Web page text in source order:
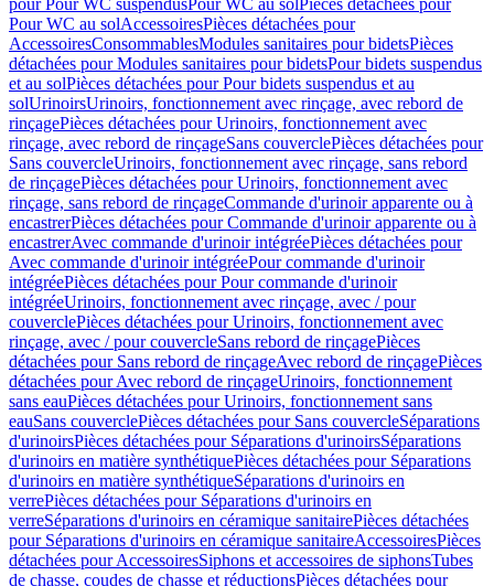
pour Pour WC suspendusPour WC au solPièces détachées pour
Pour WC au solAccessoiresPièces détachées pour
AccessoiresConsommablesModules sanitaires pour bidetsPièces
détachées pour Modules sanitaires pour bidetsPour bidets suspendus
et au solPièces détachées pour Pour bidets suspendus et au
solUrinoirsUrinoirs, fonctionnement avec rinçage, avec rebord de
rinçagePièces détachées pour Urinoirs, fonctionnement avec
rinçage, avec rebord de rinçageSans couverclePièces détachées pour
Sans couvercleUrinoirs, fonctionnement avec rinçage, sans rebord
de rinçagePièces détachées pour Urinoirs, fonctionnement avec
rinçage, sans rebord de rinçageCommande d'urinoir apparente ou à
encastrerPièces détachées pour Commande d'urinoir apparente ou à
encastrerAvec commande d'urinoir intégréePièces détachées pour
Avec commande d'urinoir intégréePour commande d'urinoir
intégréePièces détachées pour Pour commande d'urinoir
intégréeUrinoirs, fonctionnement avec rinçage, avec / pour
couverclePièces détachées pour Urinoirs, fonctionnement avec
rinçage, avec / pour couvercleSans rebord de rinçagePièces
détachées pour Sans rebord de rinçageAvec rebord de rinçagePièces
détachées pour Avec rebord de rinçageUrinoirs, fonctionnement
sans eauPièces détachées pour Urinoirs, fonctionnement sans
eauSans couverclePièces détachées pour Sans couvercleSéparations
d'urinoirsPièces détachées pour Séparations d'urinoirsSéparations
d'urinoirs en matière synthétiquePièces détachées pour Séparations
d'urinoirs en matière synthétiqueSéparations d'urinoirs en
verrePièces détachées pour Séparations d'urinoirs en
verreSéparations d'urinoirs en céramique sanitairePièces détachées
pour Séparations d'urinoirs en céramique sanitaireAccessoiresPièces
détachées pour AccessoiresSiphons et accessoires de siphonsTubes
de chasse, coudes de chasse et réductionsPièces détachées pour